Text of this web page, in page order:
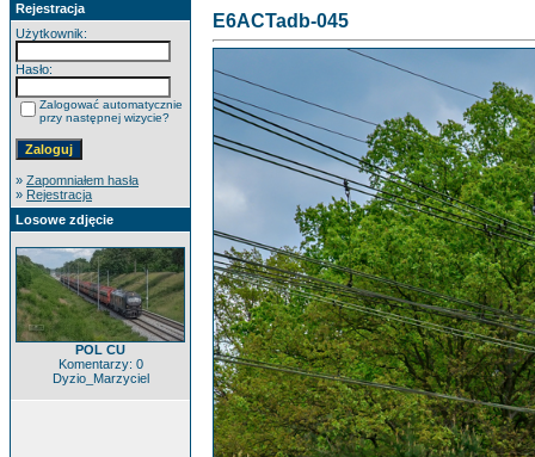
Rejestracja
Użytkownik:
Hasło:
Zalogować automatycznie
przy następnej wizycie?
» Zapomniałem hasła
» Rejestracja
Losowe zdjęcie
POL CU
Komentarzy: 0
Dyzio_Marzyciel
E6ACTadb-045